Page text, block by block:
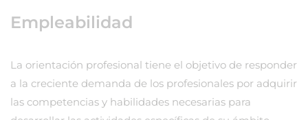
Empleabilidad
La orientación profesional tiene el objetivo de responder
a la creciente demanda de los profesionales por adquirir
las competencias y habilidades necesarias para